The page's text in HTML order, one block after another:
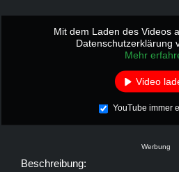
Mit dem Laden des Videos
Datenschutzerklärung
Mehr
Video
YouTube immer
Werbung
Beschreibung: